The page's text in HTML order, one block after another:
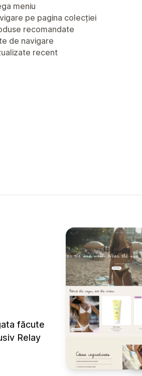
meniu
pe pagina colecției
recomandate
de navigare
recent
făcute
Relay